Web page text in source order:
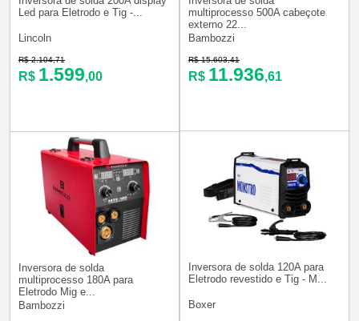
Led para Eletrodo e Tig -...
Lincoln
R$ 2.104,71
R$ 1.599,00
multiprocesso 500A cabeçote
externo 22...
Bambozzi
R$ 15.603,41
R$ 11.936,61
Inversora de solda
multiprocesso 180A para
Eletrodo Mig e...
Bambozzi
Inversora de solda 120A para
Eletrodo revestido e Tig - M...
Boxer